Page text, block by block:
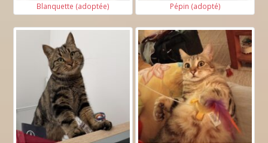
Blanquette (adoptée) Pépin (adopté)